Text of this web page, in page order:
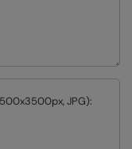
JPG):